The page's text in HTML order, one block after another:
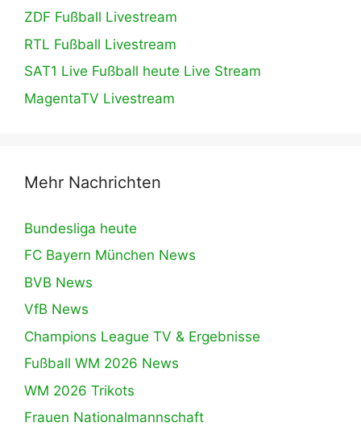
ZDF Fußball Livestream
RTL Fußball Livestream
SAT1 Live Fußball heute Live Stream
MagentaTV Livestream
Mehr Nachrichten
Bundesliga heute
FC Bayern München News
BVB News
VfB News
Champions League TV & Ergebnisse
Fußball WM 2026 News
WM 2026 Trikots
Frauen Nationalmannschaft